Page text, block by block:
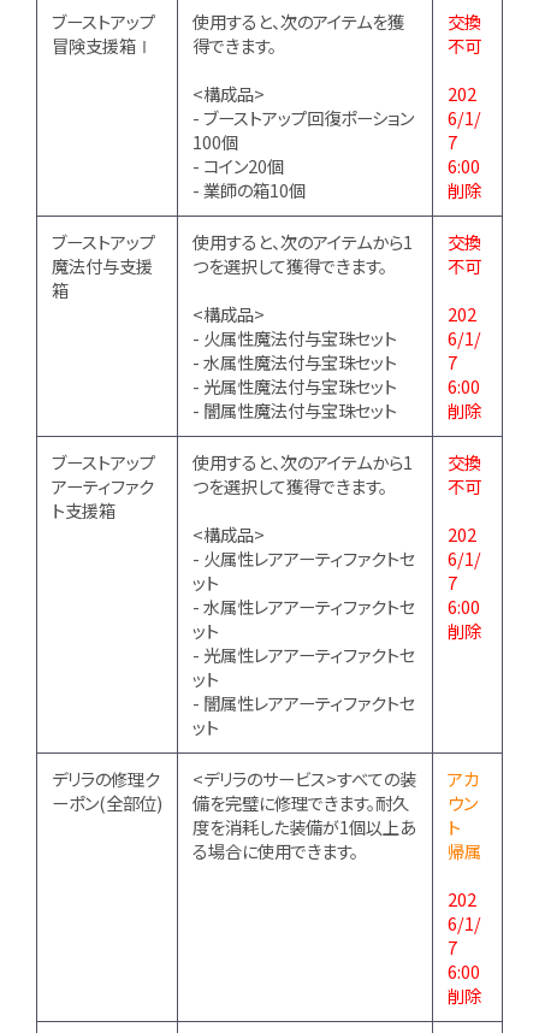
ブーストアップ
冒険支援箱Ⅰ
使用すると、次のアイテムを獲
得できます。
<構成品>
- ブーストアップ回復ポーション
100個
- コイン20個
- 業師の箱10個
交換
不可
202
6/1/
7
6:00
削除
ブーストアップ
魔法付与支援
箱
使用すると、次のアイテムから1
つを選択して獲得できます。
<構成品>
- 火属性魔法付与宝珠セット
- 水属性魔法付与宝珠セット
- 光属性魔法付与宝珠セット
- 闇属性魔法付与宝珠セット
交換
不可
202
6/1/
7
6:00
削除
ブーストアップ
アーティファク
ト支援箱
使用すると、次のアイテムから1
つを選択して獲得できます。
<構成品>
- 火属性レアアーティファクトセ
ット
- 水属性レアアーティファクトセ
ット
- 光属性レアアーティファクトセ
ット
- 闇属性レアアーティファクトセ
ット
交換
不可
202
6/1/
7
6:00
削除
デリラの修理ク
ーポン(全部位)
<デリラのサービス>すべての装
備を完璧に修理できます。耐久
度を消耗した装備が1個以上あ
る場合に使用できます。
アカ
ウン
ト
帰属
202
6/1/
7
6:00
削除